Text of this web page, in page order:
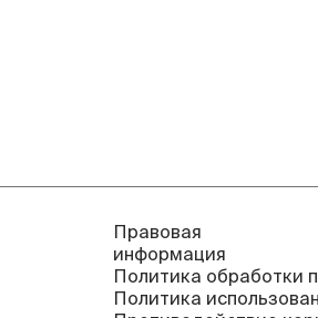
Правовая
информация
Политика обработки
Политика